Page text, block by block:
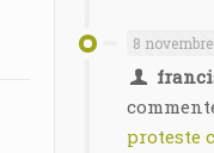
8 novembre
proteste